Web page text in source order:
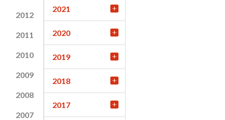
2012
2011
2010
2009
2008
2007
2021
2020
2019
2018
2017